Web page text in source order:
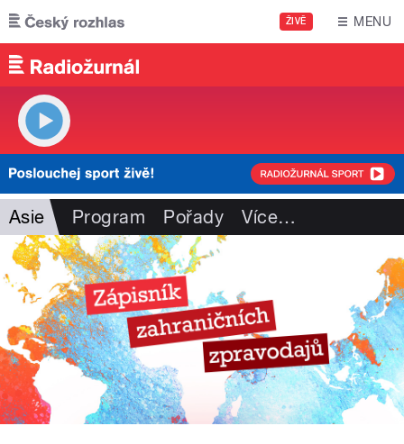
Přejít k hlavnímu obsahu
ŽIVĚ MENU
Asie Program Pořady Více…